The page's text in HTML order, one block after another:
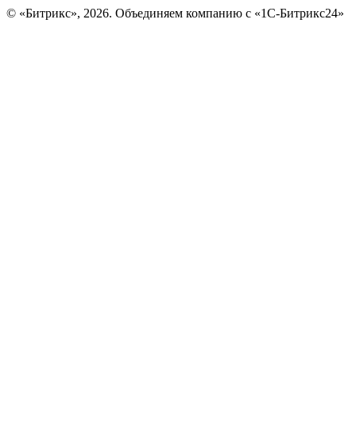
© «Битрикс», 2026. Объединяем компанию с «1С-Битрикс24»